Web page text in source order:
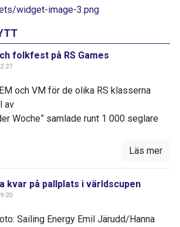
folkfest på RS Games
och VM för de olika RS klasserna
av
Woche” samlade runt 1 000 seglare
Läs mer
kvar på pallplats i världscupen
Sailing Energy Emil Järudd/Hanna